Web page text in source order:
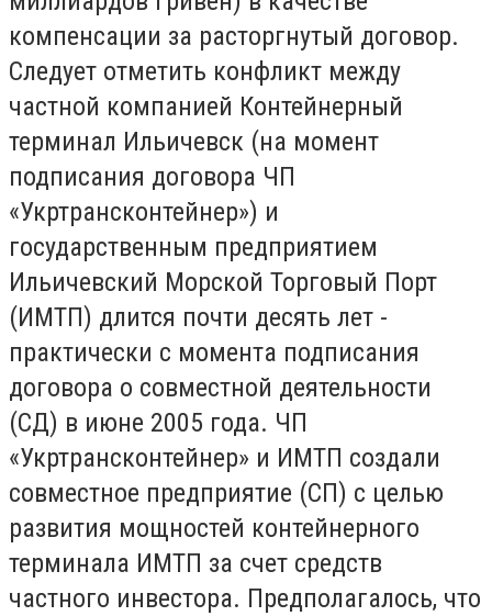
компенсации за расторгнутый договор.
Следует отметить конфликт между
частной компанией Контейнерный
терминал Ильичевск (на момент
подписания договора ЧП
«Укртрансконтейнер») и
государственным предприятием
Ильичевский Морской Торговый Порт
(ИМТП) длится почти десять лет -
практически с момента подписания
договора о совместной деятельности
(СД) в июне 2005 года. ЧП
«Укртрансконтейнер» и ИМТП создали
совместное предприятие (СП) с целью
развития мощностей контейнерного
терминала ИМТП за счет средств
частного инвестора. Предполагалось, что